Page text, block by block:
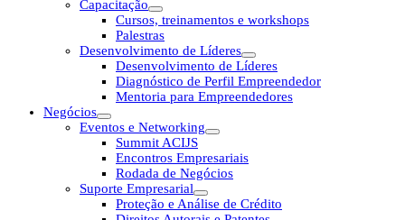
Capacitação
Cursos, treinamentos e workshops
Palestras
Desenvolvimento de Líderes
Desenvolvimento de Líderes
Diagnóstico de Perfil Empreendedor
Mentoria para Empreendedores
Negócios
Eventos e Networking
Summit ACIJS
Encontros Empresariais
Rodada de Negócios
Suporte Empresarial
Proteção e Análise de Crédito